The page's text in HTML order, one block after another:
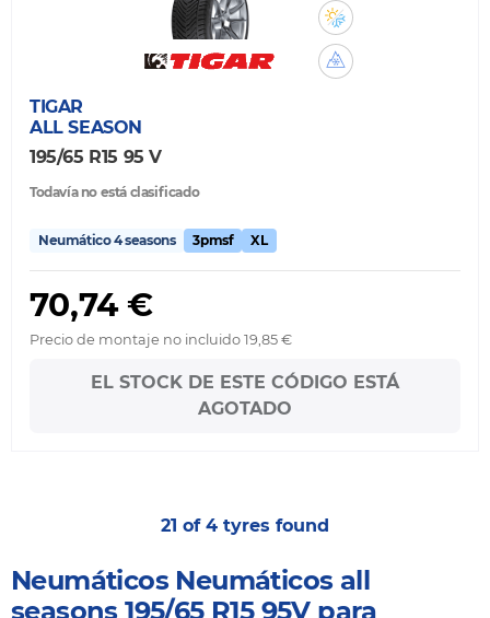
TIGAR
ALL SEASON
195/65 R15 95 V
Todavía no está clasificado
Neumático 4 seasons 3pmsf XL
70,74 €
Precio de montaje no incluido 19,85 €
EL STOCK DE ESTE CÓDIGO ESTÁ
AGOTADO
21 of 4 tyres found
Neumáticos Neumáticos all
seasons 195/65 R15 95V para